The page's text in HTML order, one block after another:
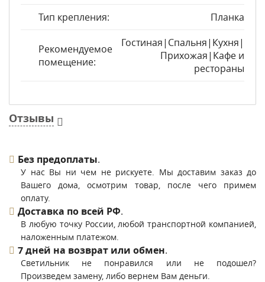
Тип крепления: Планка
Рекомендуемое
помещение:
Гостиная|Спальня|Кухня|
Прихожая|Кафе и
рестораны
Отзывы
Без предоплаты.
У нас Вы ни чем не рискуете. Мы доставим заказ до
Вашего дома, осмотрим товар, после чего примем
оплату.
Доставка по всей РФ.
В любую точку России, любой транспортной компанией,
наложенным платежом.
7 дней на возврат или обмен.
Светильник не понравился или не подошел?
Произведем замену, либо вернем Вам деньги.